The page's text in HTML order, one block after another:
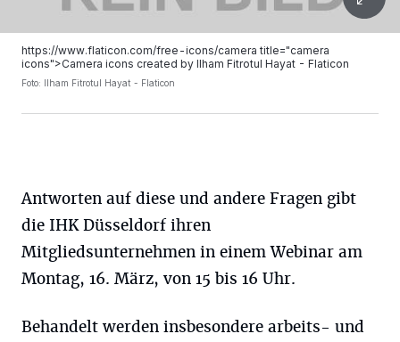
https://www.flaticon.com/free-icons/camera title="camera
icons">Camera icons created by Ilham Fitrotul Hayat - Flaticon
Foto: Ilham Fitrotul Hayat - Flaticon
Antworten auf diese und andere Fragen gibt
die IHK Düsseldorf ihren
Mitgliedsunternehmen in einem Webinar am
Montag, 16. März, von 15 bis 16 Uhr.
Behandelt werden insbesondere arbeits- und